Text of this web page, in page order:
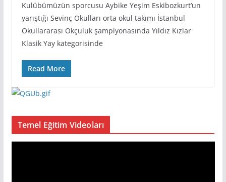
Kulübümüzün sporcusu Aybike Yeşim Eskibozkurt’un
yarıştığı Sevinç Okulları orta okul takımı İstanbul
Okullararası Okçuluk şampiyonasında Yıldız Kızlar
Klasik Yay kategorisinde
Read More
Temel Eğitim Videoları